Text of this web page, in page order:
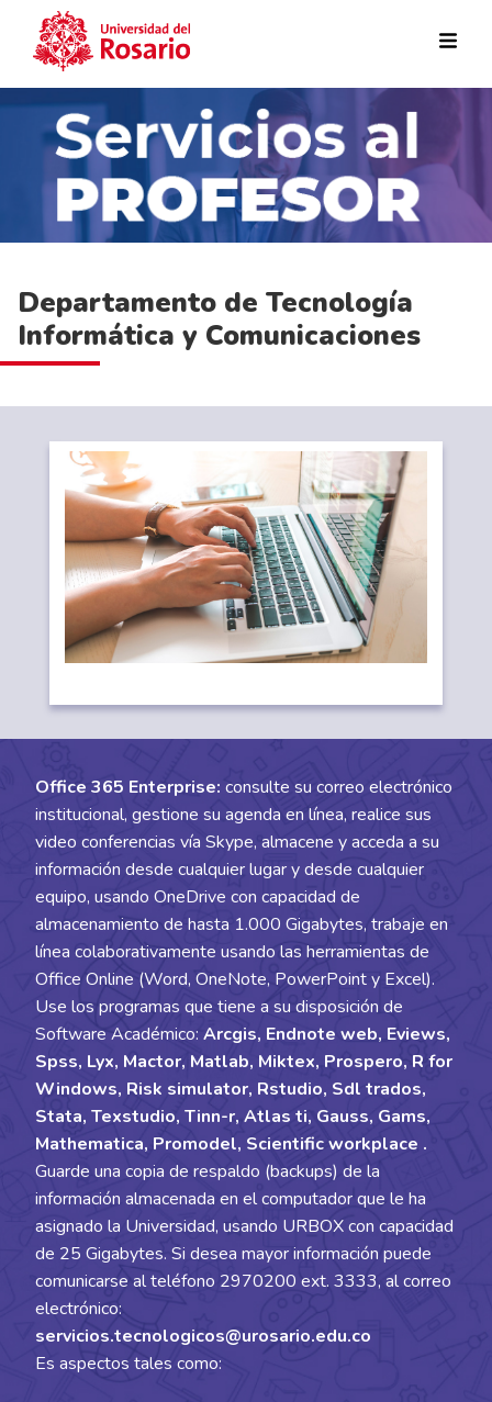
Pasar al contenido principal
Departamento de Tecnología
Informática y Comunicaciones
Office 365 Enterprise: consulte su correo electrónico
institucional, gestione su agenda en línea, realice sus
video conferencias vía Skype, almacene y acceda a su
información desde cualquier lugar y desde cualquier
equipo, usando OneDrive con capacidad de
almacenamiento de hasta 1.000 Gigabytes, trabaje en
línea colaborativamente usando las herramientas de
Office Online (Word, OneNote, PowerPoint y Excel).
Use los programas que tiene a su disposición de
Software Académico: Arcgis, Endnote web, Eviews,
Spss, Lyx, Mactor, Matlab, Miktex, Prospero, R for
Windows, Risk simulator, Rstudio, Sdl trados,
Stata, Texstudio, Tinn-r, Atlas ti, Gauss, Gams,
Mathematica, Promodel, Scientific workplace .
Guarde una copia de respaldo (backups) de la
información almacenada en el computador que le ha
asignado la Universidad, usando URBOX con capacidad
de 25 Gigabytes. Si desea mayor información puede
comunicarse al teléfono 2970200 ext. 3333, al correo
electrónico:
servicios.tecnologicos@urosario.edu.co
Es aspectos tales como: